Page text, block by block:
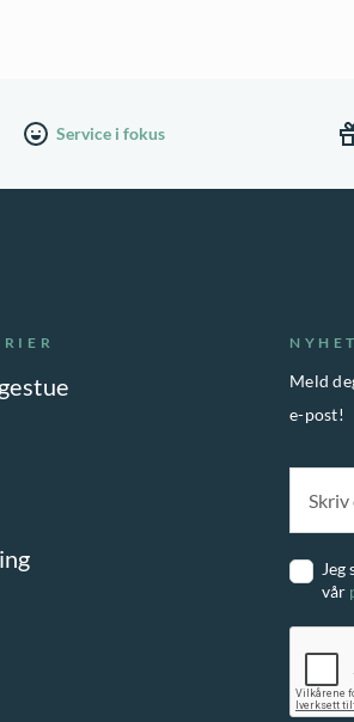
Service i fokus
Meld
e-post!
Jeg
vår